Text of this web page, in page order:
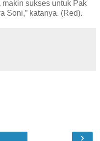
sukses untuk Pak
Soni,” katanya. (Red).
›